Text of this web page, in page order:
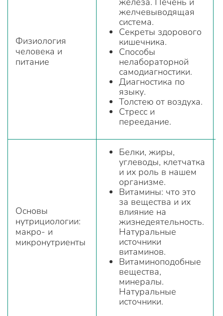
Физиология
человека и
питание
желчевыводящая
система.
Секреты здорового
кишечника.
Способы
нелабораторной
самодиагностики.
Диагностика по
языку.
Толстею от воздуха.
Стресс и
переедание.
Основы
нутрициологии:
макро- и
микронутриенты
Белки, жиры,
углеводы, клетчатка
и их роль в нашем
организме.
Витамины: что это
за вещества и их
влияние на
жизнедеятельность.
Натуральные
источники
витаминов.
Витаминоподобные
вещества,
минералы.
Натуральные
источники.